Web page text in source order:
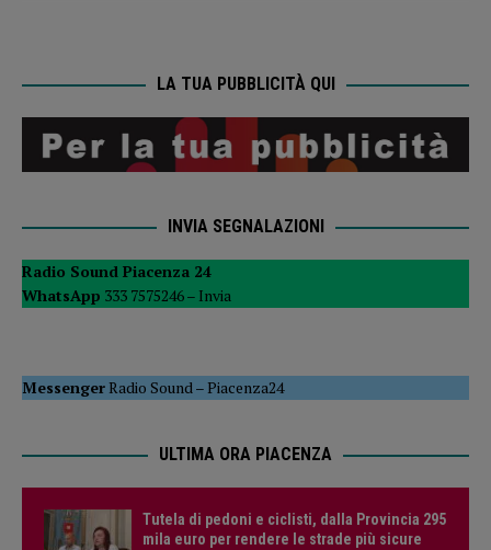
LA TUA PUBBLICITÀ QUI
INVIA SEGNALAZIONI
Radio Sound Piacenza 24
WhatsApp 333 7575246 – Invia
MessengerRadio Sound–Piacenza24
ULTIMA ORA PIACENZA
Tutela di pedoni e ciclisti, dalla Provincia 295
mila euro per rendere le strade più sicure